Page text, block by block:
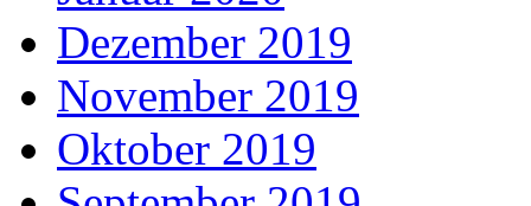
Dezember 2019
November 2019
Oktober 2019